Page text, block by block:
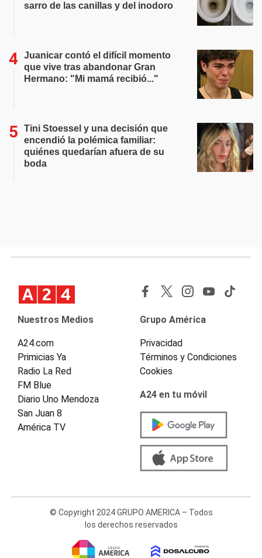
sarro de las canillas y del inodoro
Juanicar contó el difícil momento
que vive tras abandonar Gran
Hermano: "Mi mamá recibió..."
Tini Stoessel y una decisión que
encendió la polémica familiar:
quiénes quedarían afuera de su
boda
Nuestros Medios
A24.com
Primicias Ya
Radio La Red
FM Blue
Diario Uno Mendoza
San Juan 8
América TV
Grupo América
Privacidad
Términos y Condiciones
Cookies
A24 en tu móvil
© Copyright 2024 GRUPO AMERICA – Todos
los derechos reservados